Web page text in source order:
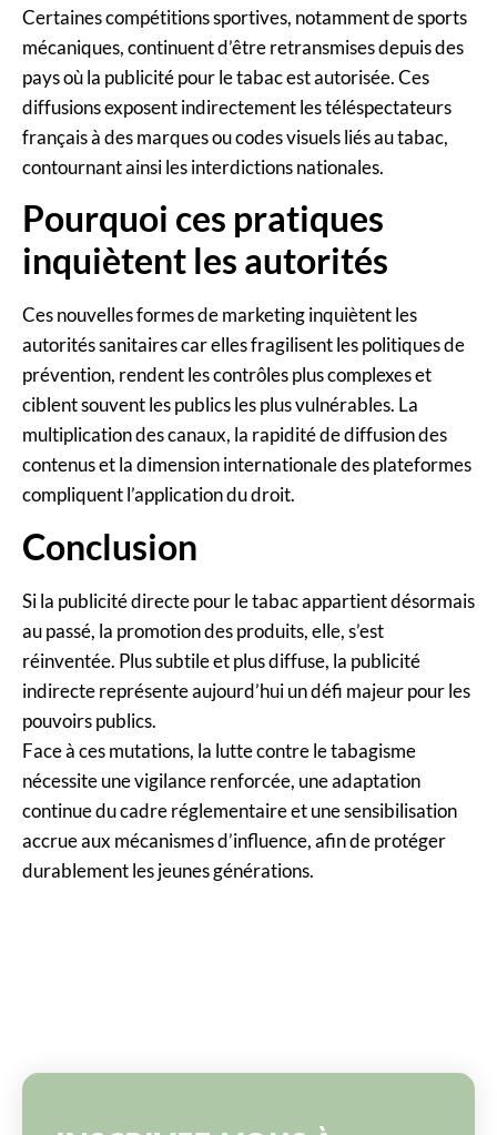
Certaines compétitions sportives, notamment de sports
mécaniques, continuent d’être retransmises depuis des
pays où la publicité pour le tabac est autorisée. Ces
diffusions exposent indirectement les téléspectateurs
français à des marques ou codes visuels liés au tabac,
contournant ainsi les interdictions nationales.
Pourquoi ces pratiques
inquiètent les autorités
Ces nouvelles formes de marketing inquiètent les
autorités sanitaires car elles fragilisent les politiques de
prévention, rendent les contrôles plus complexes et
ciblent souvent les publics les plus vulnérables. La
multiplication des canaux, la rapidité de diffusion des
contenus et la dimension internationale des plateformes
compliquent l’application du droit.
Conclusion
Si la publicité directe pour le tabac appartient désormais
au passé, la promotion des produits, elle, s’est
réinventée. Plus subtile et plus diffuse, la publicité
indirecte représente aujourd’hui un défi majeur pour les
pouvoirs publics.
Face à ces mutations, la lutte contre le tabagisme
nécessite une vigilance renforcée, une adaptation
continue du cadre réglementaire et une sensibilisation
accrue aux mécanismes d’influence, afin de protéger
durablement les jeunes générations.